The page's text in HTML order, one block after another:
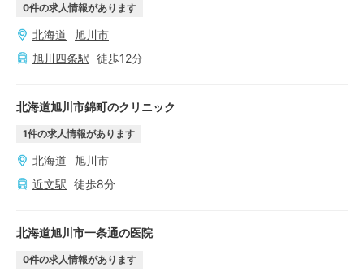
0件の求人情報があります
北海道
旭川市
旭川四条駅 徒歩12分
北海道旭川市錦町のクリニック
1件の求人情報があります
北海道
旭川市
近文駅 徒歩8分
北海道旭川市一条通の医院
0件の求人情報があります